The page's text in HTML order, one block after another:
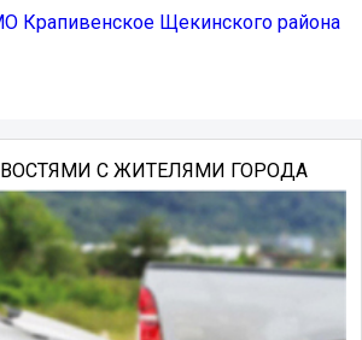
Крапивенское Щекинского района
С ЖИТЕЛЯМИ ГОРОДА